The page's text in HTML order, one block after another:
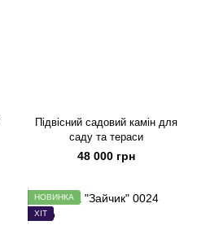
Підвісний садовий камін для
саду та тераси
48 000 грн
НОВИНКА
ХІТ